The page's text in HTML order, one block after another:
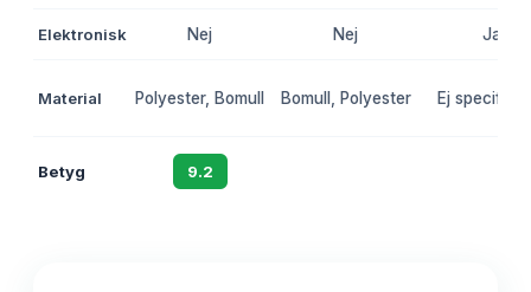
Elektronisk Nej Nej Ja
Material Polyester, Bomull Bomull, Polyester Ej
Betyg 9.2